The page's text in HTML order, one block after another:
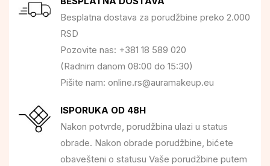
Besplatna dostava za porudžbine preko 2.000
RSD
Pozovite nas: +381 18 589 020
(Radnim danom 08:00 do 15:30)
Pišite nam: online.rs@auramakeup.eu
ISPORUKA OD 48H
Nakon potvrde, porudžbina ulazi u status
obrade. Nakon obrade porudžbine, bićete
obavešteni o statusu Vaše porudžbine putem